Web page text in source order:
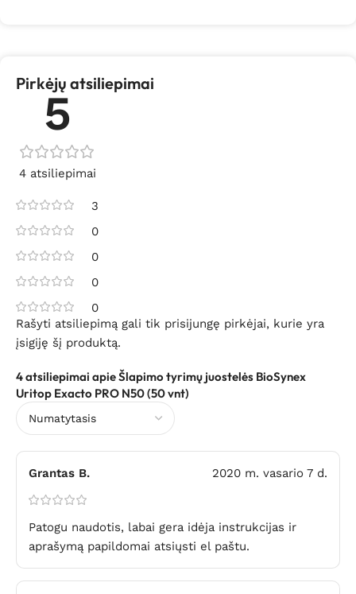
Pirkėjų atsiliepimai
5
4 atsiliepimai
3
0
0
0
0
4 atsiliepimai apieŠlapimo tyrimų juostelės BioSynex
Uritop Exacto PRO N50 (50 vnt)
Grantas B. 2020 m. vasario 7 d.
Patogu naudotis, labai gera idėja instrukcijas ir
aprašymą papildomai atsiųsti el paštu.
Rašyti atsiliepimą gali tik prisijungę pirkėjai, kurie yra
įsigiję šį produktą.